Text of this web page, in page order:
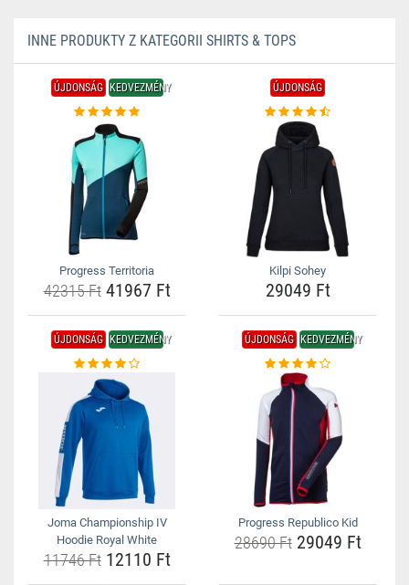
INNE PRODUKTY Z KATEGORII SHIRTS & TOPS
ÚJDONSÁG KEDVEZMÉNY
Progress Territoria
42315 Ft41967 Ft
ÚJDONSÁG
Kilpi Sohey
29049 Ft
ÚJDONSÁG KEDVEZMÉNY
Joma Championship IV
Hoodie Royal White
11746 Ft12110 Ft
ÚJDONSÁG KEDVEZMÉNY
Progress Republico Kid
28690 Ft29049 Ft